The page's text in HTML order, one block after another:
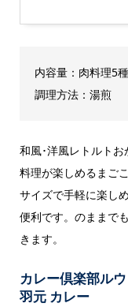
内容量：肉料理5
調理方法：湯煎
和風･洋風レトルト
料理が楽しめるまご
サイズで手軽に楽し
便利です。のままで
きます。
カレー倶楽部ル
羽元 カレー